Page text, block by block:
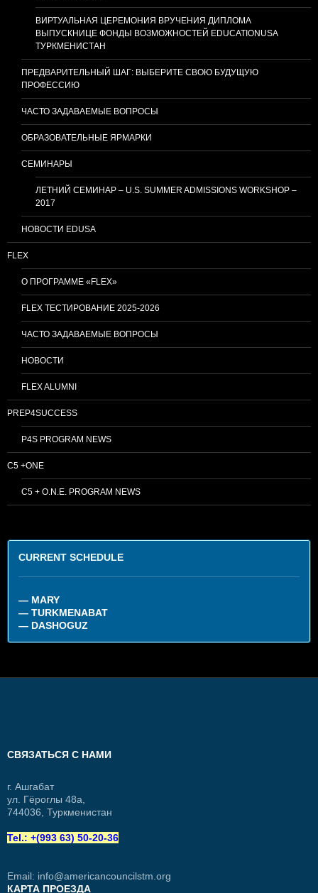
ВИРТУАЛЬНАЯ ЦЕРЕМОНИЯ ВРУЧЕНИЯ ДИПЛОМА
ВЫПУСКНИЦЕ ФОНДЫ ВОЗМОЖНОСТЕЙ EDUCATIONUSA
ТУРКМЕНИСТАН
ПРЕДВАРИТЕЛЬНЫЙ ШАГ: ВЫБЕРИТЕ СВОЮ БУДУЩУЮ
ПРОФЕССИЮ
ЧАСТО ЗАДАВАЕМЫЕ ВОПРОСЫ
ОБРАЗОВАТЕЛЬНЫЕ ЯРМАРКИ
СЕМИНАРЫ
ЛЕТНИЙ СЕМИНАР – U.S. SUMMER ADMISSIONS WORKSHOP –
2017
НОВОСТИ EDUSA
FLEX
О ПРОГРАММЕ «FLEX»
FLEX ТЕСТИРОВАНИЕ 2025-2026
ЧАСТО ЗАДАВАЕМЫЕ ВОПРОСЫ
НОВОСТИ
FLEX ALUMNI
PREP4SUCCESS
P4S PROGRAM NEWS
C5 +ONE
C5 + O.N.E. PROGRAM NEWS
CURRENT SCHEDULE
— MARY
— TURKMENABAT
— DASHOGUZ
СВЯЗАТЬСЯ С НАМИ
г. Ашгабат
ул. Гёроглы 48а,
744036, Туркменистан
Tel.: +(993 63) 50-20-36
Email: info@americancouncilstm.org
КАРТА ПРОЕЗДА